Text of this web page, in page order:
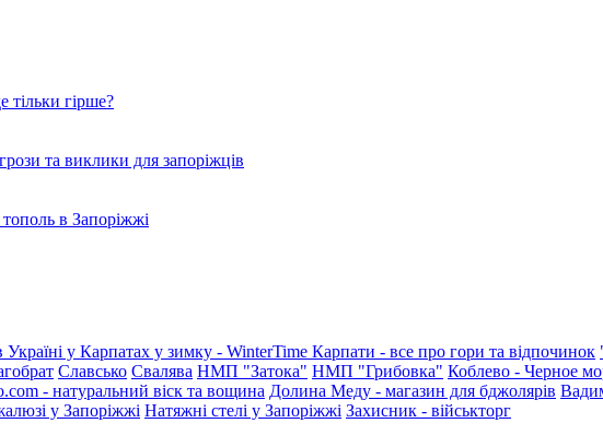
тільки гірше?
та виклики для запоріжців
в Запоріжжі
у Карпатах у зимку - WinterTime Карпати - все про гори та відпочинок
Славсько Свалява НМП "Затока" НМП "Грибовка" Коблево - Черное
- натуральний віск та вощина Долина Меду - магазин для бджолярів
у Запоріжжі Натяжні стелі у Запоріжжі Захисник - військторг